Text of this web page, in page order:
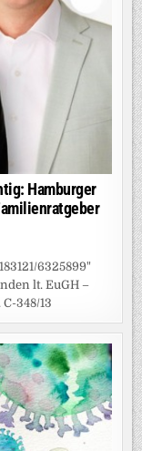
Hamburger
6325899"
lt. EuGH –
348/13